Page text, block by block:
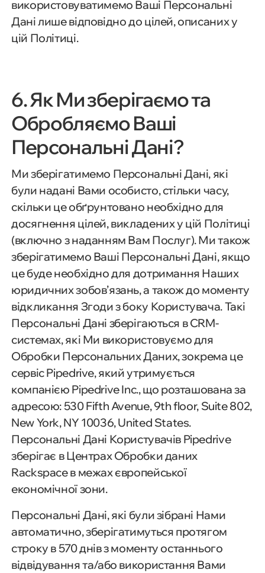
використовуватимемо Ваші Персональні
Дані лише відповідно до цілей, описаних у
цій Політиці.
6. Як Ми зберігаємо та
Обробляємо Ваші
Персональні Дані?
Ми зберігатимемо Персональні Дані, які
були надані Вами особисто, стільки часу,
скільки це обґрунтовано необхідно для
досягнення цілей, викладених у цій Політиці
(включно з наданням Вам Послуг). Ми також
зберігатимемо Ваші Персональні Дані, якщо
це буде необхідно для дотримання Наших
юридичних зобов’язань, а також до моменту
відкликання Згоди з боку Користувача. Такі
Персональні Дані зберігаються в CRM-
системах, які Ми використовуємо для
Обробки Персональних Даних, зокрема це
сервіс Pipedrive, який утримується
компанією Pipedrive Inc., що розташована за
адресою: 530 Fifth Avenue, 9th floor, Suite 802,
New York, NY 10036, United States.
Персональні Дані Користувачів Pipedrive
зберігає в Центрах Обробки даних
Rackspace в межах європейської
економічної зони.
Персональні Дані, які були зібрані Нами
автоматично, зберігатимуться протягом
строку в 570 днів з моменту останнього
відвідування та/або використання Вами